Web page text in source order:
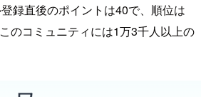
録直後のポイントは40で、順位は
のコミュニティには1万3千人以上の